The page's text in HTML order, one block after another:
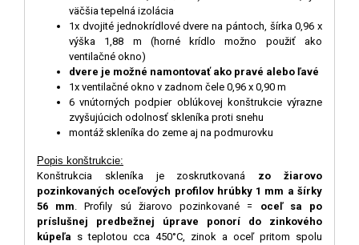
väčšia tepelná izolácia
1x dvojité jednokrídlové dvere na pántoch, šírka 0,96 x
výška 1,88 m (horné krídlo možno použiť ako
ventilačné okno)
dvere je možné namontovať ako pravé alebo ľavé
1x ventilačné okno v zadnom čele 0,96 x 0,90 m
6 vnútorných podpier oblúkovej konštrukcie výrazne
zvyšujúcich odolnosť skleníka proti snehu
montáž skleníka do zeme aj na podmurovku
Popis konštrukcie:
Konštrukcia skleníka je zoskrutkovaná zo žiarovo
pozinkovaných oceľových profilov hrúbky 1 mm a šírky
56 mm. Profily sú žiarovo pozinkované = oceľ sa po
príslušnej predbežnej úprave ponorí do zinkového
kúpeľa s teplotou cca 450°C, zinok a oceľ pritom spolu